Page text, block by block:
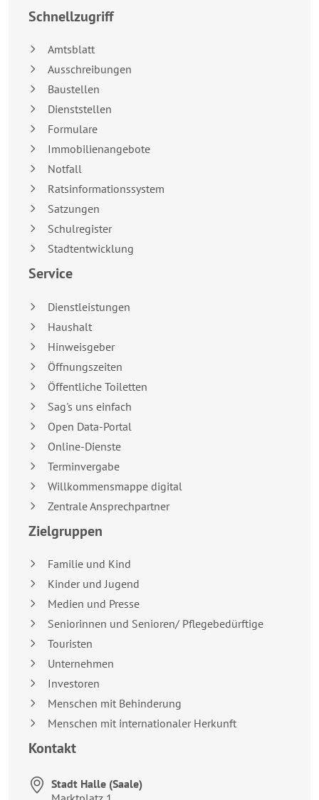
Schnellzugriff
Amtsblatt
Ausschreibungen
Baustellen
Dienststellen
Formulare
Immobilienangebote
Notfall
Ratsinformationssystem
Satzungen
Schulregister
Stadtentwicklung
Service
Dienstleistungen
Haushalt
Hinweisgeber
Öffnungszeiten
Öffentliche Toiletten
Sag's uns einfach
Open Data-Portal
Online-Dienste
Terminvergabe
Willkommensmappe digital
Zentrale Ansprechpartner
Zielgruppen
Familie und Kind
Kinder und Jugend
Medien und Presse
Seniorinnen und Senioren/ Pflegebedürftige
Touristen
Unternehmen
Investoren
Menschen mit Behinderung
Menschen mit internationaler Herkunft
Kontakt
Stadt Halle (Saale)
Anschrift: